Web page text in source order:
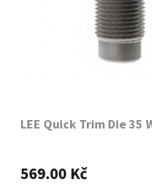
LEE Quick Trim Die 35
569.00 Kč